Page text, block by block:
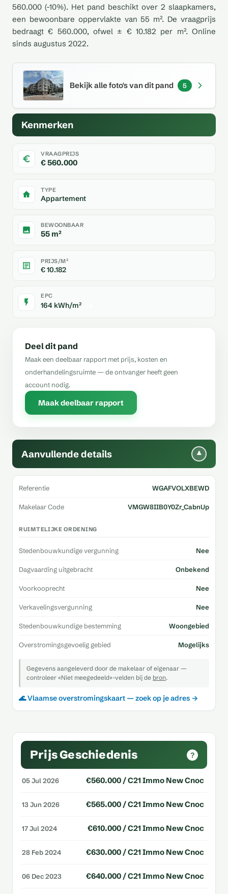
560.000 (-10%). Het pand beschikt over 2 slaapkamers,
een bewoonbare oppervlakte van 55 m². De vraagprijs
bedraagt € 560.000, ofwel ± € 10.182 per m². Online
sinds augustus 2022.
Bekijk alle foto's van dit pand 5
Kenmerken
VRAAGPRIJS
€ 560.000
TYPE
Appartement
BEWOONBAAR
55 m²
PRIJS/M²
€ 10.182
EPC
164 kWh/m²
Deel dit pand
Maak een deelbaar rapport met prijs, kosten en
onderhandelingsruimte — de ontvanger heeft geen
account nodig.
Maak deelbaar rapport
Aanvullende details ▾
Referentie WGAFVOLXBEWD
Makelaar Code VMGW8IIB0Y0Zr_CabnUp
RUIMTELIJKE ORDENING
Stedenbouwkundige vergunning Nee
Dagvaarding uitgebracht Onbekend
Voorkooprecht Nee
Verkavelingsvergunning Nee
Stedenbouwkundige bestemming Woongebied
Overstromingsgevoelig gebied Mogelijks
Gegevens aangeleverd door de makelaar of eigenaar —
controleer «Niet meegedeeld»-velden bij de bron.
🌊 Vlaamse overstromingskaart — zoek op je adres →
Prijs Geschiedenis ?
05 Jul 2026 €560.000 / C21 Immo New Cnoc
13 Jun 2026 €565.000 / C21 Immo New Cnoc
17 Jul 2024 €610.000 / C21 Immo New Cnoc
28 Feb 2024 €630.000 / C21 Immo New Cnoc
06 Dec 2023 €640.000 / C21 Immo New Cnoc